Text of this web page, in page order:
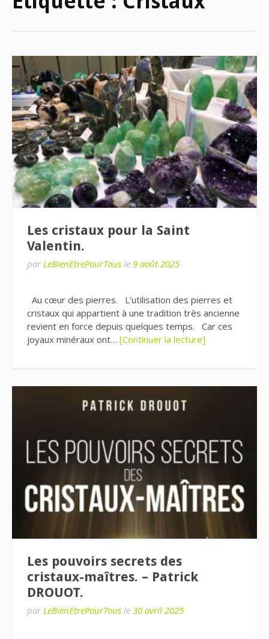
Les cristaux pour la Saint
Valentin.
par LeBienEtrePourTous le 9 août 2025
Au cœur des pierres. L’utilisation des pierres et
cristaux qui appartient à une tradition très ancienne
revient en force depuis quelques temps. Car ces
joyaux minéraux ont… [Continuer la lecture]
Les pouvoirs secrets des
cristaux-maîtres. – Patrick
DROUOT.
par LeBienEtrePourTous le 30 avril 2025